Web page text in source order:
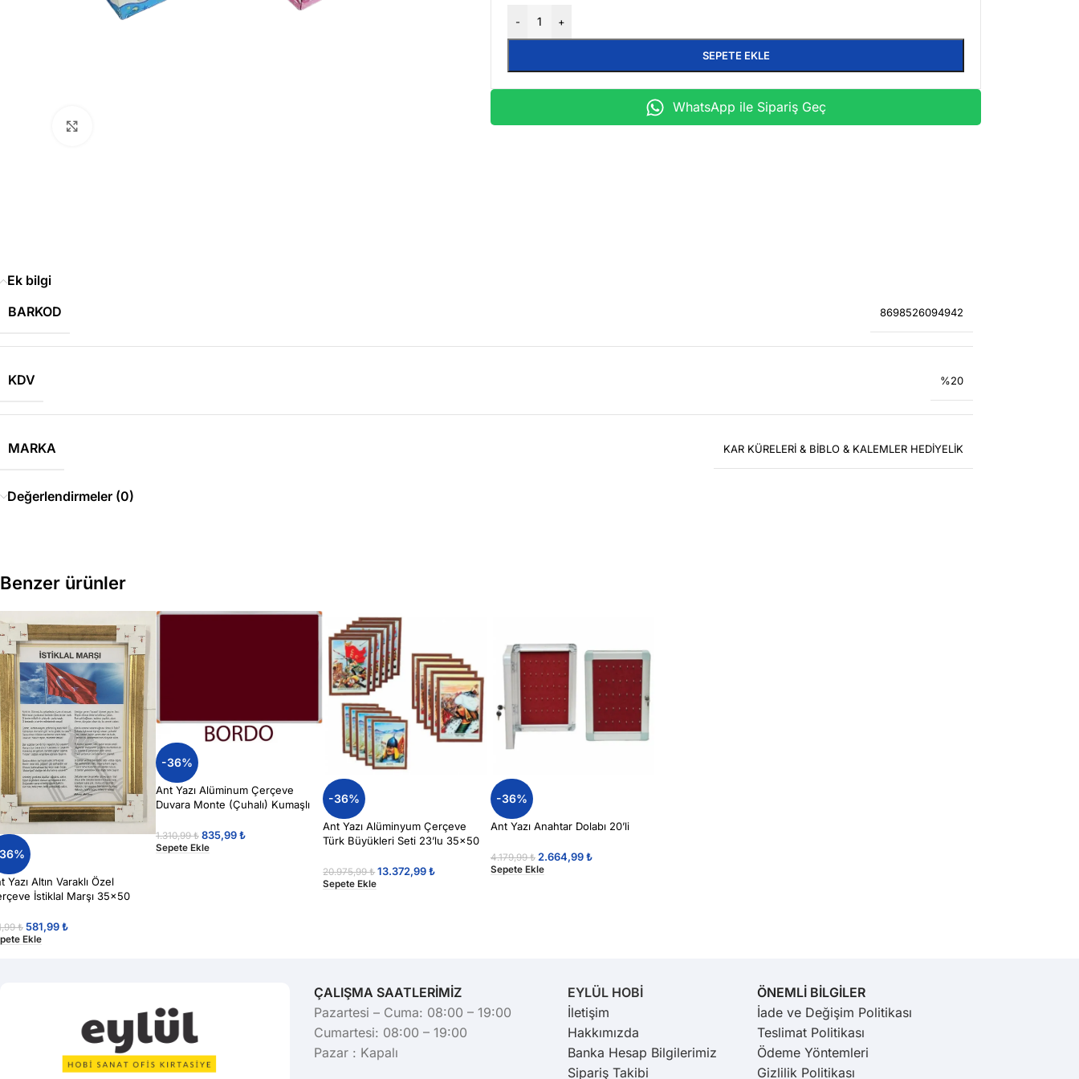
- +
SEPETE EKLE
WhatsApp ile Sipariş Geç
Ek bilgi
BARKOD
8698526094942
KDV %20
MARKA KAR KÜRELERİ & BİBLO & KALEMLER HEDİYELİK
Değerlendirmeler (0)
Benzer ürünler
Yazı Altın Varaklı Özel
İstiklal Marşı 35×50
₺ 581,99₺
Ekle
-36%
Ant Yazı Alüminum Çerçeve
Duvara Monte (Çuhalı) Kumaşlı
1.310,99₺ 835,99₺
Sepete Ekle
-36%
Ant Yazı Alüminyum Çerçeve
Türk Büyükleri Seti 23’lu 35×50
20.975,99₺ 13.372,99₺
Sepete Ekle
-36%
Ant Yazı Anahtar Dolabı 20’li
4.179,99₺ 2.664,99₺
Sepete Ekle
ÇALIŞMA SAATLERİMİZ
Pazartesi – Cuma: 08:00 – 19:00
Cumartesi: 08:00 – 19:00
Pazar : Kapalı
EYLÜL HOBİ
İletişim
Hakkımızda
Banka Hesap Bilgilerimiz
Sipariş Takibi
ÖNEMLİ BİLGİLER
İade ve Değişim Politikası
Teslimat Politikası
Ödeme Yöntemleri
Gizlilik Politikası